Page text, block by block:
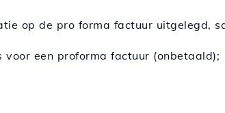
op de pro forma factuur uitgelegd,
een proforma factuur (onbetaald);